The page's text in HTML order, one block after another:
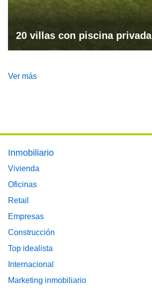
20 villas con piscina privada
Ver más
Footer main menu
Inmobiliario
Vivienda
Oficinas
Retail
Empresas
Construcción
Top idealista
Internacional
Marketing inmobiliario